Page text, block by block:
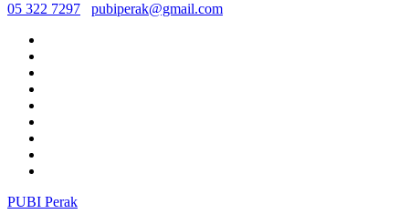
05 322 7297
pubiperak@gmail.com
PUBI Perak